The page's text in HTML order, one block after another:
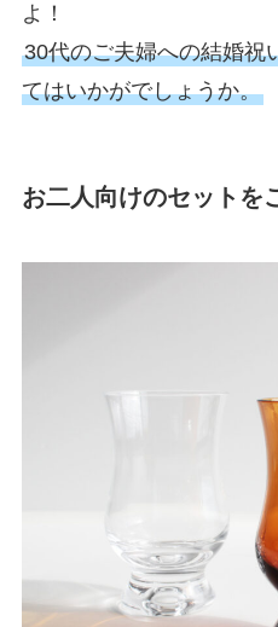
よ！
30代のご夫婦への結婚祝
てはいかがでしょうか。
お二人向けのセットを